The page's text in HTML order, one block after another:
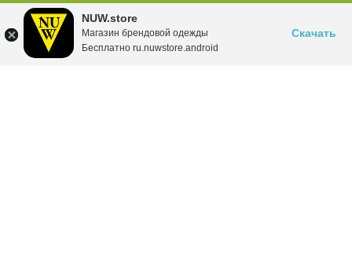
NUW.store
Магазин брендовой одежды
Бесплатно ru.nuwstore.android
Скачать